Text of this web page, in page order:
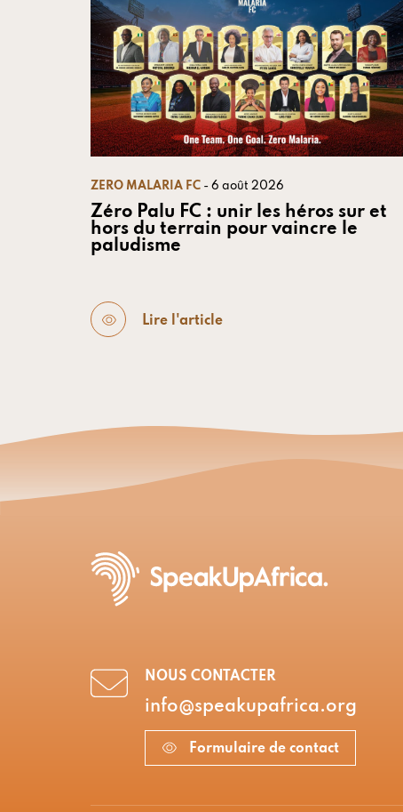
ZERO MALARIA FC - 6 août 2026
Zéro Palu FC : unir les héros sur et
hors du terrain pour vaincre le
paludisme
Lire l'article
NOUS CONTACTER
info@speakupafrica.org
Formulaire de contact